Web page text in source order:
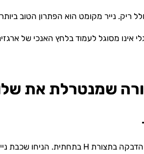
ריק. נייר מקומט הוא הפתרון הטוב
שמנטרלת את